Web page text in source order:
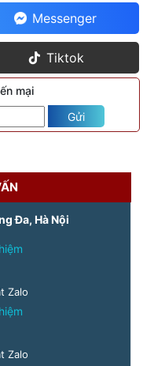
Messenger
Tiktok
mại
Gửi
Đa, Hà Nội
Zalo
Zalo